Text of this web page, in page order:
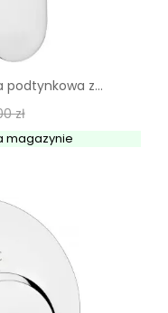
podtynkowa z...
zł
magazynie